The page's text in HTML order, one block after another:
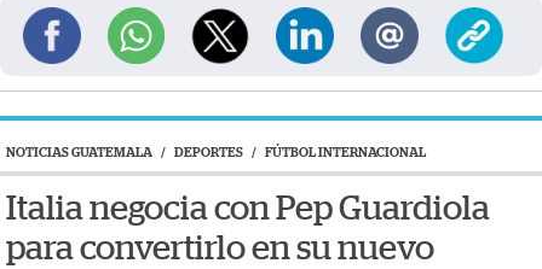
NOTICIAS GUATEMALA / DEPORTES / FÚTBOL INTERNACIONAL
Italia negocia con Pep Guardiola
para convertirlo en su nuevo